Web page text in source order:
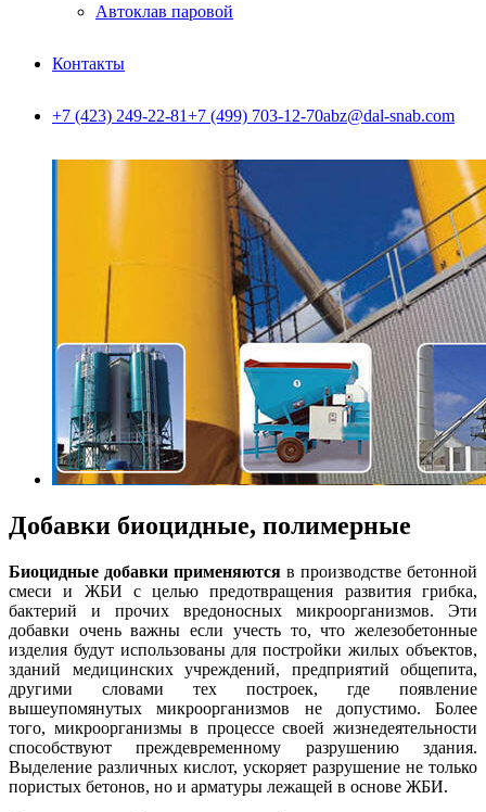
Автоклав паровой
Контакты
+7 (423) 249-22-81+7 (499) 703-12-70abz@dal-snab.com
Добавки биоцидные, полимерные
Биоцидные добавки применяются в производстве бетонной
смеси и ЖБИ с целью предотвращения развития грибка,
бактерий и прочих вредоносных микроорганизмов. Эти
добавки очень важны если учесть то, что железобетонные
изделия будут использованы для постройки жилых объектов,
зданий медицинских учреждений, предприятий общепита,
другими словами тех построек, где появление
вышеупомянутых микроорганизмов не допустимо. Более
того, микроорганизмы в процессе своей жизнедеятельности
способствуют преждевременному разрушению здания.
Выделение различных кислот, ускоряет разрушение не только
пористых бетонов, но и арматуры лежащей в основе ЖБИ.